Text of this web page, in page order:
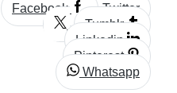
Facebook
Twitter
Tumblr
Linkedin
Pinterest
Whatsapp